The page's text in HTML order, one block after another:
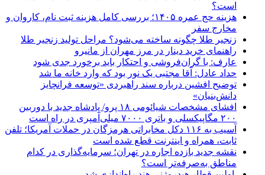
است؟
هزینه حج عمره ۱۴۰۵؛ بررسی کامل هزینه ثبت نام، کاروان و
مخارج سفر
زنجیر طلا چگونه ساخته می‌شود؟ مراحل تولید زنجیر طلا
راهنمای خرید دینار در مرز مهران از مانیرو
عارف: با گران‌فروشی و احتکار باید برخورد جدی شود
حداد عادل: آقا مجتبی یک نور بود که وارد خانه ما شد
توضیح افشین درباره سند راهبردی «توسعه فرانچایز
دانش‌بنیان»
افشای مشخصات شیائومی ۱۸ پرو/ پادشاه جدید با دوربین
۲۰۰ مگاپیکسلی و باتری ۷۰۰۰ میلی‌آمپری در راه است
آسیب به ۱۱۶ دکل مخابراتی هرمزگان در حملات آمریکا؛ تلفن
ثابت، همراه و اینترنت ‌قطع شده است
نقشه جدید بازده اجاره در تهران؛ سرمایه‌گذاری در کدام
مناطق به‌صرفه‌تر است؟